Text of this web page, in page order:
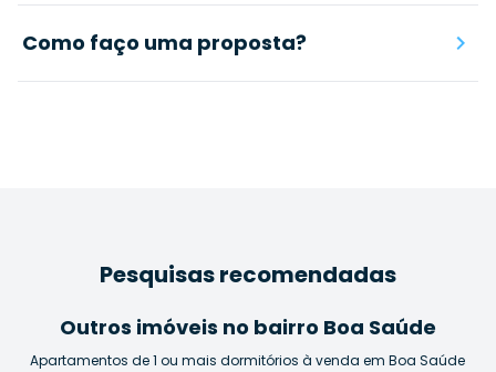
Como faço uma proposta?
Pesquisas recomendadas
Outros imóveis no bairro Boa Saúde
Apartamentos de 1 ou mais dormitórios à venda em Boa Saúde